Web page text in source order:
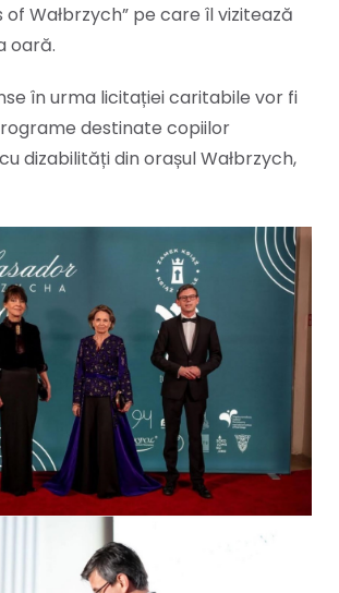
of Wałbrzych” pe care îl vizitează
oară.
în urma licitației caritabile vor fi
destinate copiilor
dizabilități din orașul Wałbrzych,